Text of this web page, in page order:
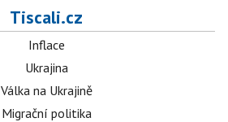
Tiscali.cz
Inflace
Ukrajina
Válka na Ukrajině
Migrační politika